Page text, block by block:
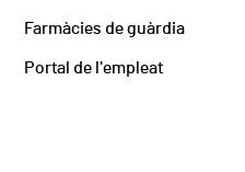
Farmàcies de guàrdia
Portal de l'empleat